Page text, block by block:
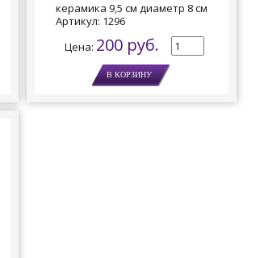
керамика 9,5 см диаметр 8 см
Артикул: 1296
Цена: 200 руб.